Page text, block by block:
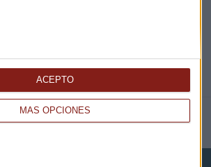
MÁS OPCIONES
ACEPTO